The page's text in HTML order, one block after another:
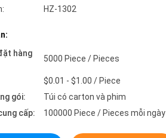
HZ-1302
hàng
5000 Piece / Pieces
$0.01 - $1.00 / Piece
gói:
Túi có carton và phim
cấp:
100000 Piece / Pieces mỗi ngày